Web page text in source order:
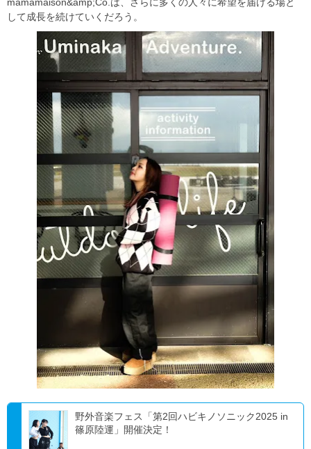
して成長を続けていくだろう。
野外音楽フェス「第2回ハビキノソニック2025 in
篠原陸運」開催決定！